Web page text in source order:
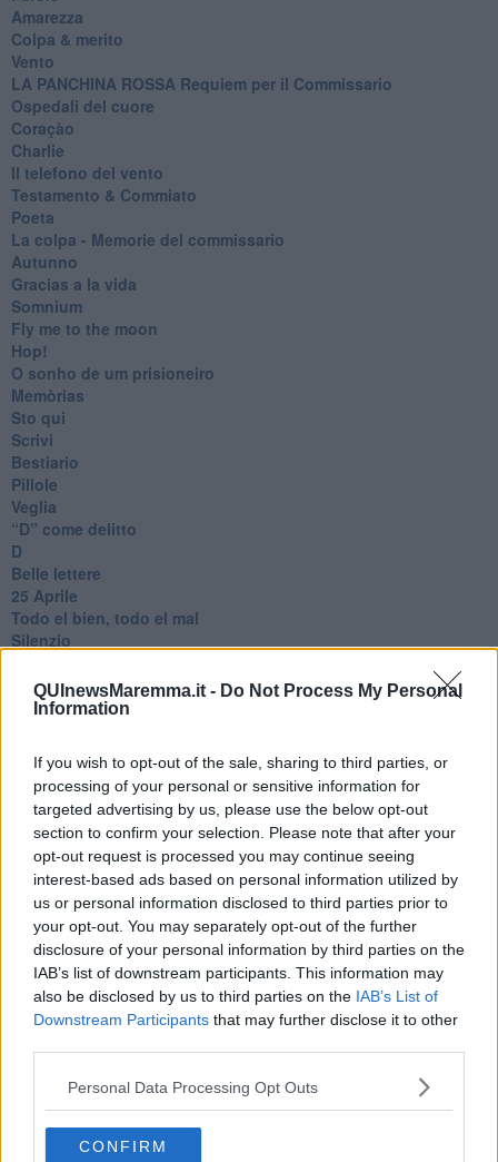
QUInewsMaremma.it - Do Not Process My Personal
Information
If you wish to opt-out of the sale, sharing to third parties, or
processing of your personal or sensitive information for
targeted advertising by us, please use the below opt-out
section to confirm your selection. Please note that after your
opt-out request is processed you may continue seeing
interest-based ads based on personal information utilized by
us or personal information disclosed to third parties prior to
your opt-out. You may separately opt-out of the further
disclosure of your personal information by third parties on the
IAB’s list of downstream participants. This information may
also be disclosed by us to third parties on the IAB’s List of
Downstream Participants that may further disclose it to other
Personal Data Processing Opt Outs
CONFIRM
Amarezza
Colpa & merito
Vento
​LA PANCHINA ROSSA Requiem per il Commissario
Ospedali del cuore
Coraçào
Charlie
Il telefono del vento
Testamento & Commiato
Poeta
​La colpa - Memorie del commissario
Autunno
Gracias a la vida
Somnium
Fly me to the moon
Hop!
O sonho de um prisioneiro
Memòrias
Sto qui
Scrivi
Bestiario
Pillole
Veglia
​“D” come delitto
D
Belle lettere
25 Aprile
Todo el bien, todo el mal
Silenzio
​L’Australiana
Le stelle del jazz
Moro
Passanti
Continuando, la nonna e il carretto
Metaverso smart
Fiamme
Anzi
Confessioni autoreferenziali
Utopie
Estate
Il lago
Il diluvio
La classe
Insomnia
Il guardiano
Lo sgombero
Erodoto e Tucidide